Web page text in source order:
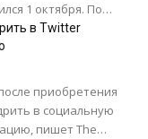
1 октября. По
была
динамика.
в Twitter
приобретения
в социальную
пишет The